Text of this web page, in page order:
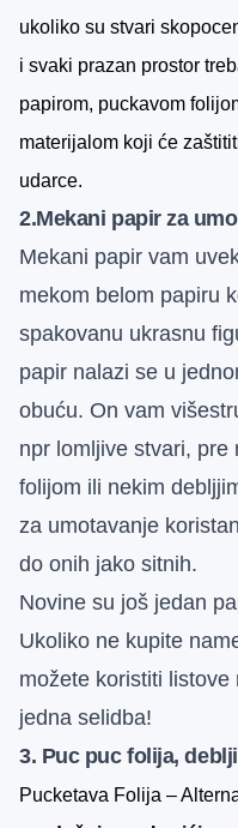
ukoliko su stvari
i svaki prazan prostor
papirom, puckavom
materijalom koji će
udarce.
2.Mekani papir za
Mekani papir vam
mekom belom papiru
spakovanu ukrasnu
papir nalazi se u
obuću. On vam
npr lomljive stvari, pre
folijom ili nekim
za umotavanje
do onih jako sitnih.
Novine su još jedan
Ukoliko ne kupite
možete koristiti
jedna selidba!
3. Puc puc folija,
Pucketava Folija –